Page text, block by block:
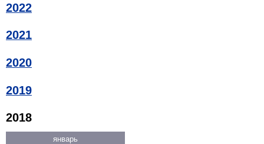
2022
2021
2020
2019
2018
январь